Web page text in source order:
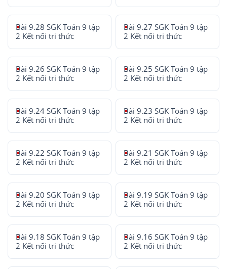
Bài 9.28 SGK Toán 9 tập
2 Kết nối tri thức
Bài 9.27 SGK Toán 9 tập
2 Kết nối tri thức
Bài 9.26 SGK Toán 9 tập
2 Kết nối tri thức
Bài 9.25 SGK Toán 9 tập
2 Kết nối tri thức
Bài 9.24 SGK Toán 9 tập
2 Kết nối tri thức
Bài 9.23 SGK Toán 9 tập
2 Kết nối tri thức
Bài 9.22 SGK Toán 9 tập
2 Kết nối tri thức
Bài 9.21 SGK Toán 9 tập
2 Kết nối tri thức
Bài 9.20 SGK Toán 9 tập
2 Kết nối tri thức
Bài 9.19 SGK Toán 9 tập
2 Kết nối tri thức
Bài 9.18 SGK Toán 9 tập
2 Kết nối tri thức
Bài 9.16 SGK Toán 9 tập
2 Kết nối tri thức